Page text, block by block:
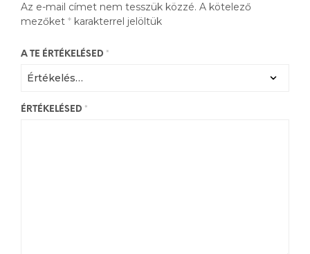
Az e-mail címet nem tesszük közzé. A kötelező
mezőket * karakterrel jelöltük
A TE ÉRTÉKELÉSED *
ÉRTÉKELÉSED *